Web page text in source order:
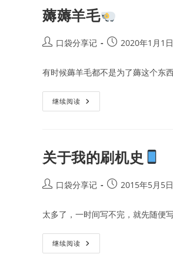
薅薅羊毛
Post口袋分享记
Post2020年1月1日
有时候薅羊毛都不是为了薅这个东
继续阅读 薅
薅
关于我的刷机史
Post口袋分享记
Post2015年5月5日
太多了，一时间写不完，就先随便
继续阅读 关
于